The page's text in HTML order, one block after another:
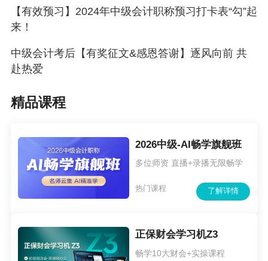
【有效预习】2024年中级会计职称预习打卡表“勾”起
来！
中级会计考后【有奖征文&感恩答谢】逐风向前 共
赴热爱
精品课程
2026中级-AI畅学旗舰班
多位师资 直播+录播无限畅学
了解详情
热门课程
正保财会学习机Z3
畅学10大财会+实操课程